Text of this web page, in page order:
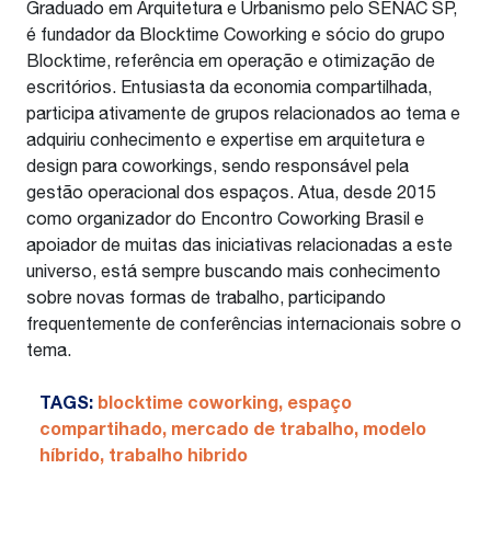
Graduado em Arquitetura e Urbanismo pelo SENAC SP,
é fundador da Blocktime Coworking e sócio do grupo
Blocktime, referência em operação e otimização de
escritórios. Entusiasta da economia compartilhada,
participa ativamente de grupos relacionados ao tema e
adquiriu conhecimento e expertise em arquitetura e
design para coworkings, sendo responsável pela
gestão operacional dos espaços. Atua, desde 2015
como organizador do Encontro Coworking Brasil e
apoiador de muitas das iniciativas relacionadas a este
universo, está sempre buscando mais conhecimento
sobre novas formas de trabalho, participando
frequentemente de conferências internacionais sobre o
tema.
TAGS: blocktime coworking, espaço
compartihado, mercado de trabalho, modelo
híbrido, trabalho hibrido